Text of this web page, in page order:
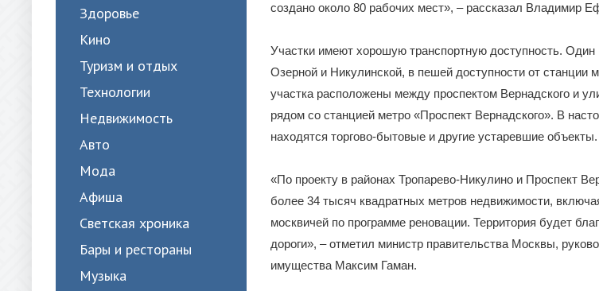
Здоровье
Кино
Туризм и отдых
Технологии
Недвижимость
Авто
Мода
Афиша
Светская хроника
Бары и рестораны
Музыка
создано около 80 рабочих мест», – рассказал Владимир
Участки имеют хорошую транспортную доступность.
Озерной и Никулинской, в пешей доступности от станции
участка расположены между проспектом Вернадского и
рядом со станцией метро «Проспект Вернадского». В
находятся торгово-бытовые и другие устаревшие объекты.
«По проекту в районах Тропарево-Никулино и Проспект
более 34 тысяч квадратных метров недвижимости,
москвичей по программе реновации. Территория будет
дороги», – отметил министр правительства Москвы,
имущества Максим Гаман.